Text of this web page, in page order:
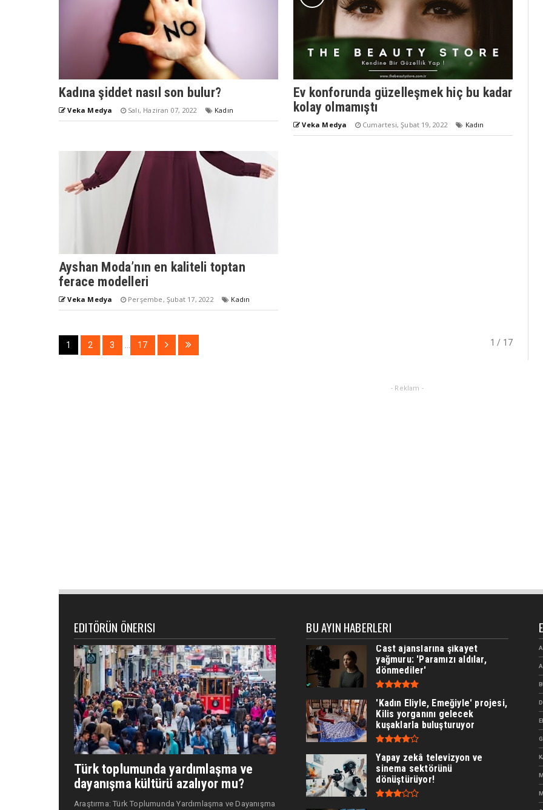
Kadına şiddet nasıl son bulur?
Veka Medya Salı, Haziran 07, 2022 Kadın
Ev konforunda güzelleşmek hiç bu kadar
kolay olmamıştı
Veka Medya Cumartesi, Şubat 19, 2022 Kadın
Ayshan Moda’nın en kaliteli toptan
ferace modelleri
Veka Medya Perşembe, Şubat 17, 2022 Kadın
1 / 17
1 2 3 17
- Reklam -
EDITÖRÜN ÖNERISI
Türk toplumunda yardımlaşma ve
dayanışma kültürü azalıyor mu?
Araştırma: Türk Toplumunda Yardımlaşma ve Dayanışma
BU AYIN HABERLERI
Cast ajanslarına şikayet
yağmuru: 'Paramızı aldılar,
dönmediler'
'Kadın Eliyle, Emeğiyle' projesi,
Kilis yorganını gelecek
kuşaklarla buluşturuyor
Yapay zekâ televizyon ve
sinema sektörünü
dönüştürüyor!